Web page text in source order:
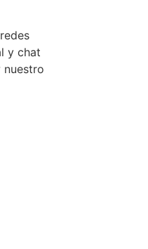
y chat
nuestro